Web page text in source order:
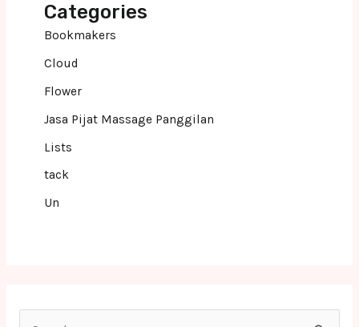
Categories
Bookmakers
Cloud
Flower
Jasa Pijat Massage Panggilan
Lists
tack
Un